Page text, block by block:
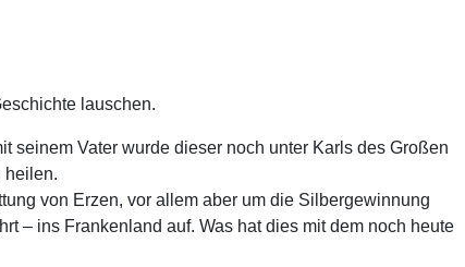
lauschen.
seinem Vater wurde dieser noch unter Karls des Großen
heilen.
von Erzen, vor allem aber um die Silbergewinnung
– ins Frankenland auf. Was hat dies mit dem noch heute